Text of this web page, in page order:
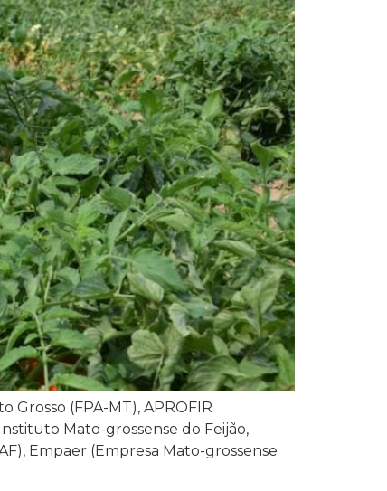
(FPA-MT), APROFIR
Mato-grossense do Feijão,
Empaer (Empresa Mato-grossense